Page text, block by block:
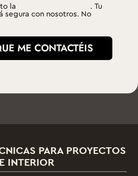
la
. Tu
segura con nosotros. No
ME CONTACTÉIS
PARA PROYECTOS
INTERIOR